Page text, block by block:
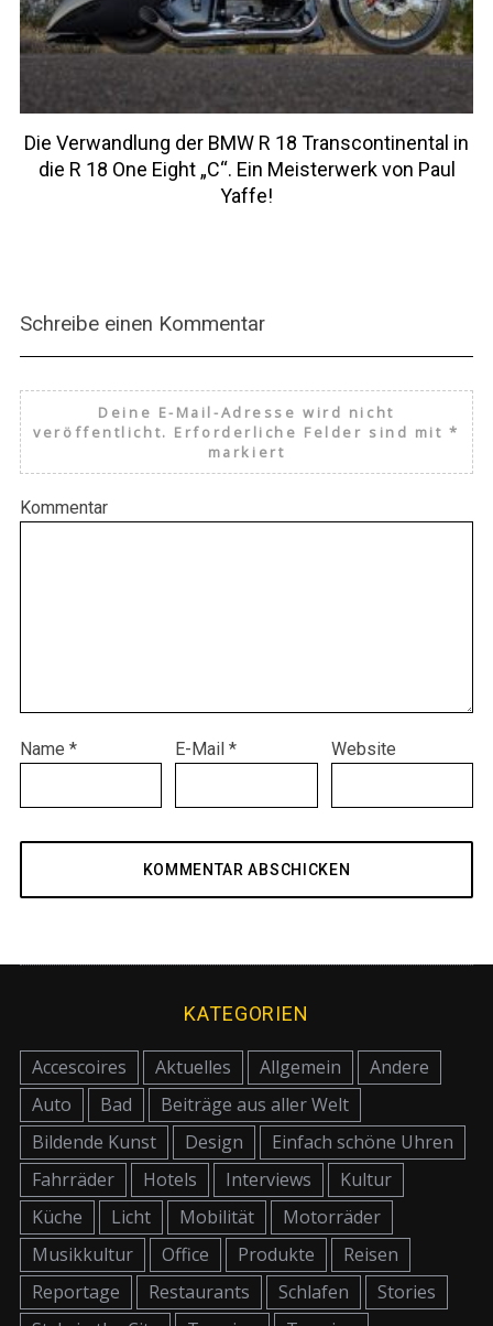
Die Verwandlung der BMW R 18 Transcontinental in
die R 18 One Eight „C“. Ein Meisterwerk von Paul
Yaffe!
Schreibe einen Kommentar
Deine E-Mail-Adresse wird nicht
veröffentlicht. Erforderliche Felder sind mit*
markiert
Kommentar
Name * E-Mail* Website
KATEGORIEN
Accescoires Aktuelles Allgemein
Andere
Auto
Bad
Beiträge aus aller Welt
Bildende Kunst
Design
Einfach schöne Uhren
Fahrräder
Hotels Interviews
Kultur
Küche
Licht Mobilität
Motorräder
Musikkultur
Office Produkte
Reisen
Reportage
Restaurants Schlafen
Stories